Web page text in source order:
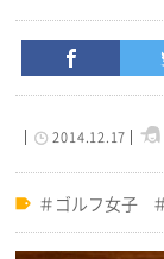
2014.12.17
ゴルフ女子